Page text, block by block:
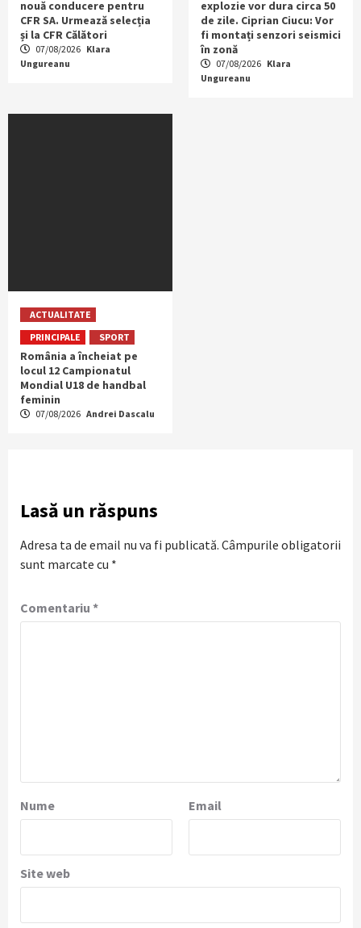
nouă conducere pentru
CFR SA. Urmează selecția
și la CFR Călători
07/08/2026 Klara
Ungureanu
explozie vor dura circa 50
de zile. Ciprian Ciucu: Vor
fi montați senzori seismici
în zonă
07/08/2026 Klara
Ungureanu
ACTUALITATE
PRINCIPALE
SPORT
România a încheiat pe
locul 12 Campionatul
Mondial U18 de handbal
feminin
07/08/2026 Andrei Dascalu
Lasă un răspuns
Adresa ta de email nu va fi publicată. Câmpurile obligatorii
sunt marcate cu *
Comentariu *
Nume Email
Site web